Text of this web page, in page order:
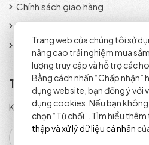
Trang web của chúng tôi sử
nâng cao trải nghiệm mua
lượng truy cập và hỗ trợ các
Bằng cách nhấn “Chấp nhận”
dụng website, bạn đồng ý với
dụng cookies. Nếu bạn
chọn “Từ chối”. Tìm hiểu
thập và xử lý dữ liệu cá nhân
Chính sách giao hàng
Phương thức thanh toán
Chính sách đổi trả sản phẩm
Tra cứu đơn hàng
Kiểm tra trạng thái đơn hàng